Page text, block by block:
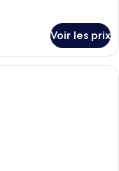
Voir les prix
d’hôtel avec un lit,